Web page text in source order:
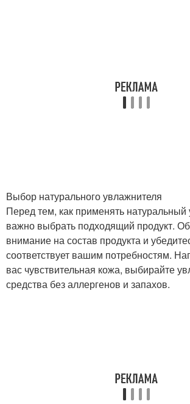
Выбор натурального увлажнителя
Перед тем, как применять натуральный
важно выбрать подходящий продукт.
внимание на состав продукта и
соответствует вашим потребностям.
вас чувствительная кожа, выбирайте
средства без аллергенов и запахов.